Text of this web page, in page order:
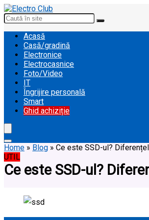
Acasă
Casă/gradină
Electronice
Electrocasnice
Foto/Video
IT
Îngrijire personală
Smart
Ghid achiziție
Home » Blog » Ce este SSD-ul?
UTIL
Ce este SSD-ul?